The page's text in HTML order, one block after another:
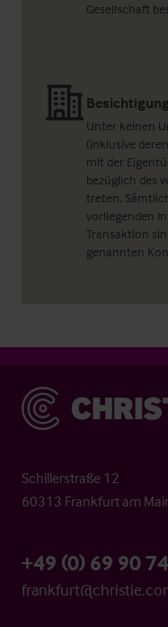
Gesellschaft
Unter keinen
(inklusive
mit der
bezüglich des
treten.
vorliegenden
Transaktion
genannten
Christie & Co
Schillerstraße 12
60313 Frankfurt am
+49 (0) 69 90